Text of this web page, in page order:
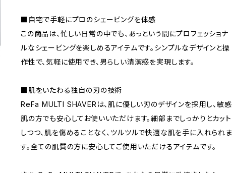
■自宅で手軽にプロのシェービングを体感
この商品は、忙しい日常の中でも、あっという間にプロフェッショナ
ルなシェービングを楽しめるアイテムです。シンプルなデザインと操
作性で、気軽に使用でき、男らしい清潔感を実現します。
■肌をいたわる独自の刃の技術
ReFa MULTI SHAVERは、肌に優しい刃のデザインを採用し、敏感
肌の方でも安心してお使いいただけます。細部までしっかりとカット
しつつ、肌を傷めることなく、ツルツルで快適な肌を手に入れられま
す。全ての肌質の方に安心してご使用いただけるアイテムです。